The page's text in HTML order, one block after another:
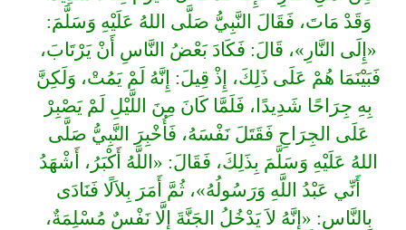
وَقَدْ مَاتَ، فَقَالَ النَّبِيُّ صَلَّى اللهُ عَلَيْهِ وَسَلَّمَ:
«إِلَى النَّارِ»، قَالَ: فَكَادَ بَعْضُ النَّاسِ أَنْ يَرْتَابَ،
فَبَيْنَمَا هُمْ عَلَى ذَلِكَ، إِذْ قِيلَ: إِنَّهُ لَمْ يَمُتْ، وَلَكِنَّ
بِهِ جِرَاحًا شَدِيدًا، فَلَمَّا كَانَ مِنَ اللَّيْلِ لَمْ يَصْبِرْ
عَلَى الجِرَاحِ فَقَتَلَ نَفْسَهُ، فَأُخْبِرَ النَّبِيُّ صَلَّى
اللهُ عَلَيْهِ وَسَلَّمَ بِذَلِكَ، فَقَالَ: «اللَّهُ أَكْبَرُ، أَشْهَدُ
أَنِّي عَبْدُ اللَّهِ وَرَسُولُهُ»، ثُمَّ أَمَرَ بِلاَلًا فَنَادَى
بِالنَّاسِ: «إِنَّهُ لاَ يَدْخُلُ الجَنَّةَ إِلَّا نَفْسٌ مُسْلِمَةٌ،